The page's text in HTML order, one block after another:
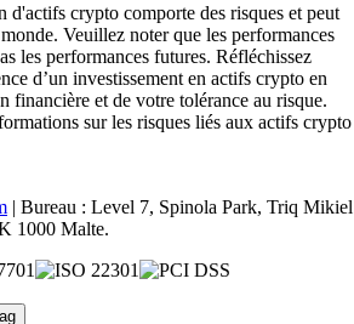
d'actifs crypto comporte des risques et peut
Veuillez noter que les performances
les performances futures. Réfléchissez
d’un investissement en actifs crypto en
financière et de votre tolérance au risque.
sur les risques liés aux actifs crypto
| Bureau : Level 7, Spinola Park, Triq Mikiel
1000 Malte.